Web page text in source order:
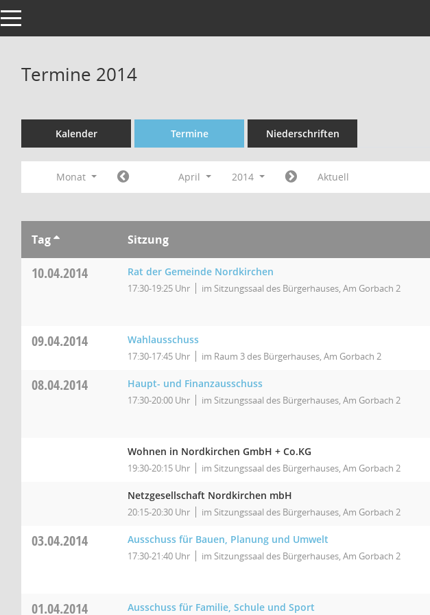
Toggle navigation
Termine 2014
Kalender Termine Niederschriften
Monat April 2014 Aktuell
Tag Sitzung
10.04.2014 Rat der Gemeinde Nordkirchen
17:30-19:25 Uhr im Sitzungssaal des Bürgerhauses, Am Gorbach 2
09.04.2014 Wahlausschuss
17:30-17:45 Uhr im Raum 3 des Bürgerhauses, Am Gorbach 2
08.04.2014 Haupt- und Finanzausschuss
17:30-20:00 Uhr im Sitzungssaal des Bürgerhauses, Am Gorbach 2
Wohnen in Nordkirchen GmbH + Co.KG
19:30-20:15 Uhr im Sitzungssaal des Bürgerhauses, Am Gorbach 2
Netzgesellschaft Nordkirchen mbH
20:15-20:30 Uhr im Sitzungssaal des Bürgerhauses, Am Gorbach 2
03.04.2014 Ausschuss für Bauen, Planung und Umwelt
17:30-21:40 Uhr im Sitzungssaal des Bürgerhauses, Am Gorbach 2
01.04.2014 Ausschuss für Familie, Schule und Sport